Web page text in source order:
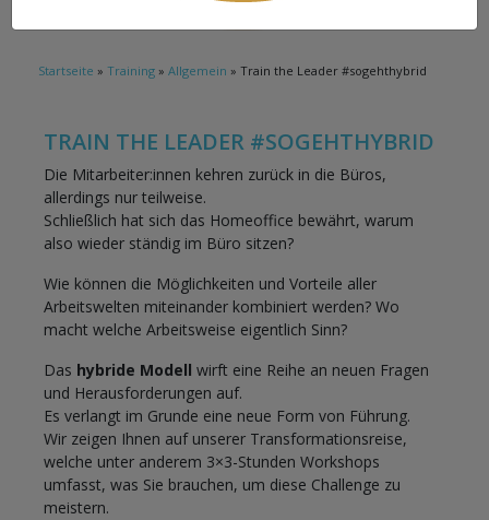
Startseite » Training » Allgemein » Train the Leader #sogehthybrid
TRAIN THE LEADER #SOGEHTHYBRID
Die Mitarbeiter:innen kehren zurück in die Büros,
allerdings nur teilweise.
Schließlich hat sich das Homeoffice bewährt, warum
also wieder ständig im Büro sitzen?
Wie können die Möglichkeiten und Vorteile aller
Arbeitswelten miteinander kombiniert werden? Wo
macht welche Arbeitsweise eigentlich Sinn?
Das hybride Modell wirft eine Reihe an neuen Fragen
und Herausforderungen auf.
Es verlangt im Grunde eine neue Form von Führung.
Wir zeigen Ihnen auf unserer Transformationsreise,
welche unter anderem 3×3-Stunden Workshops
umfasst, was Sie brauchen, um diese Challenge zu
meistern.